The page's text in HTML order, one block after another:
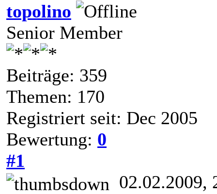
topolino
Senior Member
Beiträge: 359
Themen: 170
Registriert seit: Dec 2005
Bewertung: 0
#1
02.02.2009,